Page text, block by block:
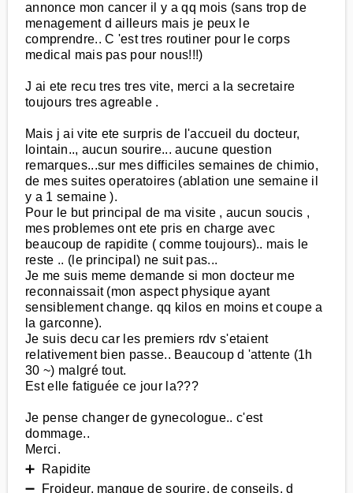
annonce mon cancer il y a qq mois (sans trop de
menagement d ailleurs mais je peux le
comprendre.. C 'est tres routiner pour le corps
medical mais pas pour nous!!!)
J ai ete recu tres tres vite, merci a la secretaire
toujours tres agreable .
Mais j ai vite ete surpris de l'accueil du docteur,
lointain.., aucun sourire... aucune question
remarques...sur mes difficiles semaines de chimio,
de mes suites operatoires (ablation une semaine il
y a 1 semaine ).
Pour le but principal de ma visite , aucun soucis ,
mes problemes ont ete pris en charge avec
beaucoup de rapidite ( comme toujours).. mais le
reste .. (le principal) ne suit pas...
Je me suis meme demande si mon docteur me
reconnaissait (mon aspect physique ayant
sensiblement change. qq kilos en moins et coupe a
la garconne).
Je suis decu car les premiers rdv s'etaient
relativement bien passe.. Beaucoup d 'attente (1h
30 ~) malgré tout.
Est elle fatiguée ce jour la???
Je pense changer de gynecologue.. c'est
dommage..
Merci.
➕ Rapidite
➖ Froideur, manque de sourire, de conseils, d